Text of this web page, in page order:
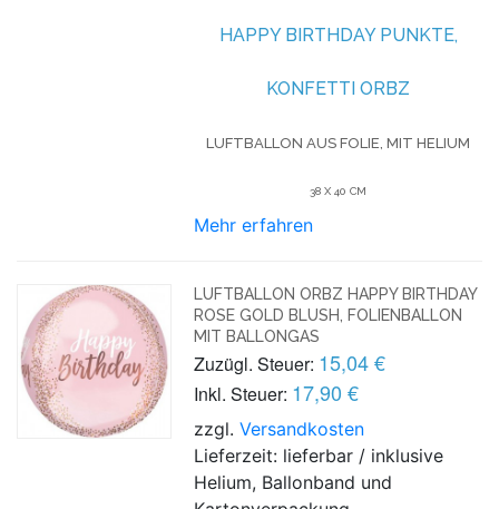
HAPPY BIRTHDAY PUNKTE,
KONFETTI ORBZ
LUFTBALLON AUS FOLIE, MIT HELIUM
38 X 40 CM
Mehr erfahren
LUFTBALLON ORBZ HAPPY BIRTHDAY
ROSE GOLD BLUSH, FOLIENBALLON
MIT BALLONGAS
Zuzügl. Steuer: 15,04 €
Inkl. Steuer: 17,90 €
zzgl.Versandkosten
Lieferzeit: lieferbar / inklusive
Helium, Ballonband und